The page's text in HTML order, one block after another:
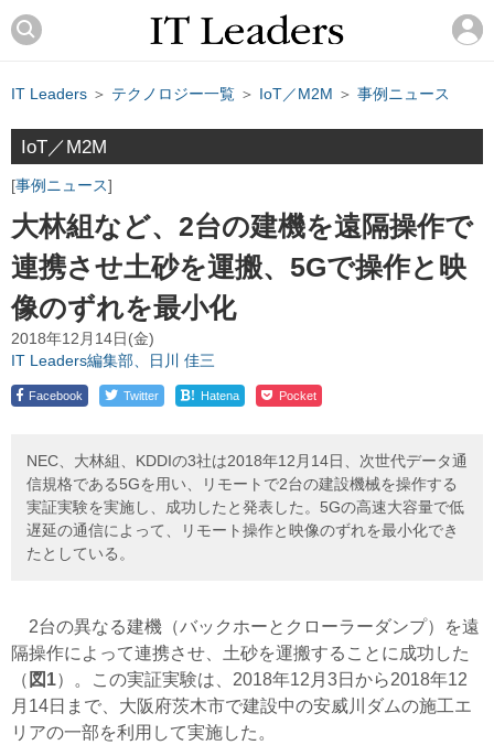
IT Leaders ＞ テクノロジー一覧 ＞ IoT／M2M ＞ 事例ニュース
IoT／M2M
事例ニュース
大林組など、2台の建機を遠隔操作で
連携させ土砂を運搬、5Gで操作と映
像のずれを最小化
2018年12月14日(金)
IT Leaders編集部、日川 佳三
Facebook Twitter ! Hatena Pocket
NEC、大林組、KDDIの3社は2018年12月14日、次世代データ通
信規格である5Gを用い、リモートで2台の建設機械を操作する
実証実験を実施し、成功したと発表した。5Gの高速大容量で低
遅延の通信によって、リモート操作と映像のずれを最小化でき
たとしている。
2台の異なる建機（バックホーとクローラーダンプ）を遠
隔操作によって連携させ、土砂を運搬することに成功した
（ 図1）。この実証実験は、2018年12月3日から2018年12
月14日まで、大阪府茨木市で建設中の安威川ダムの施工エ
リアの一部を利用して実施した。